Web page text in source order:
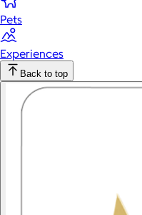
Pets
Experiences
Back to top